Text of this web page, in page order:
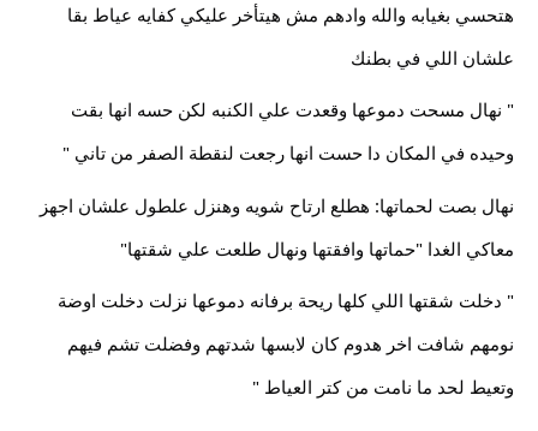
هتحسي بغيابه والله وادهم مش هيتأخر عليكي كفايه عياط بقا
علشان اللي في بطنك
" نهال مسحت دموعها وقعدت علي الكنبه لكن حسه انها بقت
وحيده في المكان دا حست انها رجعت لنقطة الصفر من تاني "
نهال بصت لحماتها: هطلع ارتاح شويه وهنزل علطول علشان اجهز
معاكي الغدا "حماتها وافقتها ونهال طلعت علي شقتها"
" دخلت شقتها اللي كلها ريحة برفانه دموعها نزلت دخلت اوضة
نومهم شافت اخر هدوم كان لابسها شدتهم وفضلت تشم فيهم
وتعيط لحد ما نامت من كتر العياط "